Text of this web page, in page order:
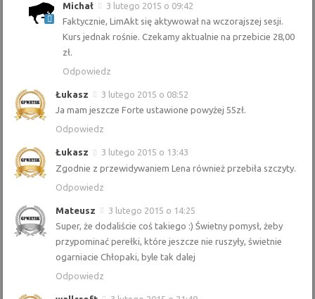
Michał
3 lutego 2015 o 09:42
Faktycznie, LimAkt się aktywował na wczorajszej sesji.
Kurs jednak rośnie. Czekamy aktualnie na przebicie 28,00
zł.
Odpowiedz
Łukasz
3 lutego 2015 o 08:52
Ja mam jeszcze Forte ustawione powyżej 55zł.
Odpowiedz
Łukasz
3 lutego 2015 o 13:43
Zgodnie z przewidywaniem Lena również przebiła szczyty.
Odpowiedz
Mateusz
3 lutego 2015 o 14:25
Super, że dodaliście coś takiego :) Świetny pomysł, żeby
przypominać perełki, które jeszcze nie ruszyły, świetnie
ogarniacie Chłopaki, byle tak dalej
Odpowiedz